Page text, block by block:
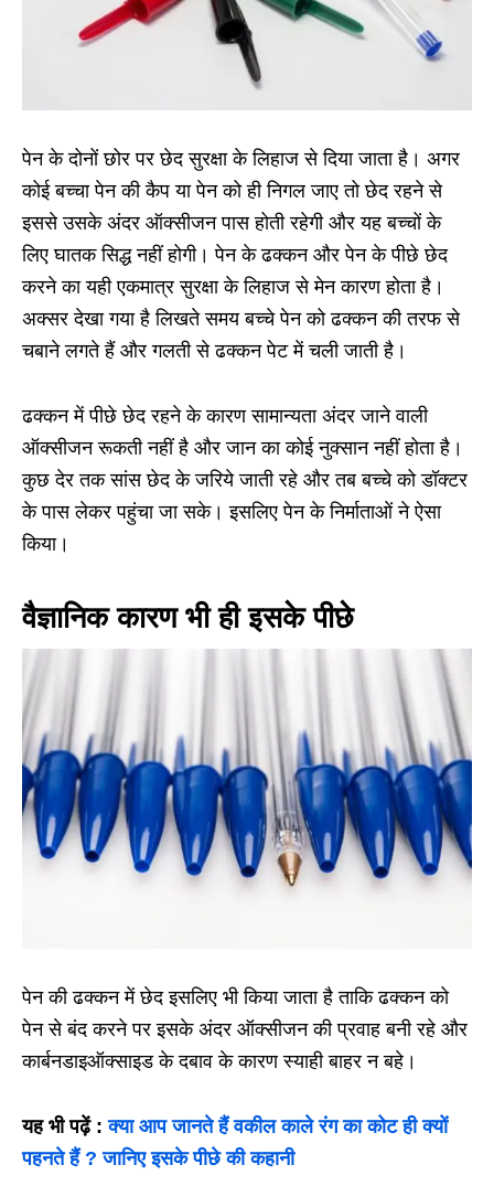
पेन के दोनों छोर पर छेद सुरक्षा के लिहाज से दिया जाता है। अगर
कोई बच्चा पेन की कैप या पेन को ही निगल जाए तो छेद रहने से
इससे उसके अंदर ऑक्सीजन पास होती रहेगी और यह बच्चों के
लिए घातक सिद्ध नहीं होगी। पेन के ढक्कन और पेन के पीछे छेद
करने का यही एकमात्र सुरक्षा के लिहाज से मेन कारण होता है।
अक्सर देखा गया है लिखते समय बच्चे पेन को ढक्कन की तरफ से
चबाने लगते हैं और गलती से ढक्कन पेट में चली जाती है।
ढक्कन में पीछे छेद रहने के कारण सामान्यता अंदर जाने वाली
ऑक्सीजन रूकती नहीं है और जान का कोई नुक्सान नहीं होता है।
कुछ देर तक सांस छेद के जरिये जाती रहे और तब बच्चे को डॉक्टर
के पास लेकर पहुंचा जा सके। इसलिए पेन के निर्माताओं ने ऐसा
किया।
वैज्ञानिक कारण भी ही इसके पीछे
पेन की ढक्कन में छेद इसलिए भी किया जाता है ताकि ढक्कन को
पेन से बंद करने पर इसके अंदर ऑक्सीजन की प्रवाह बनी रहे और
कार्बनडाइऑक्साइड के दबाव के कारण स्याही बाहर न बहे।
यह भी पढ़ें : क्या आप जानते हैं वकील काले रंग का कोट ही क्यों
पहनते हैं ? जानिए इसके पीछे की कहानी